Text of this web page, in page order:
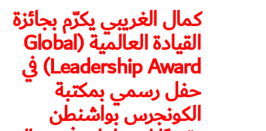
كمال الغريبي يكرّم بجائزة
القيادة العالمية (Global
Leadership Award) في
حفل رسمي بمكتبة
الكونجرس بواشنطن